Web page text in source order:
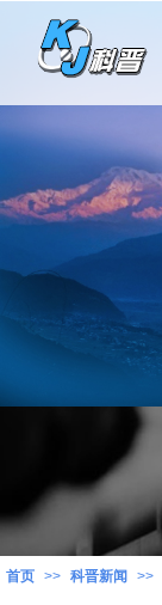
首页 >> 科晋新闻 >>